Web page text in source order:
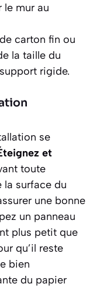
le mur au
carton fin ou
la taille du
rigide.
se
et
toute
la surface du
une bonne
un panneau
plus petit que
qu’il reste
bien
du papier